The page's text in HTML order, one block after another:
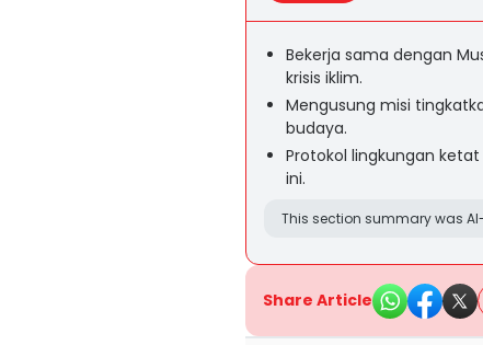
Bekerja sama dengan
krisis iklim.
Mengusung misi
budaya.
Protokol lingkungan
ini.
This section summary was
Share Article